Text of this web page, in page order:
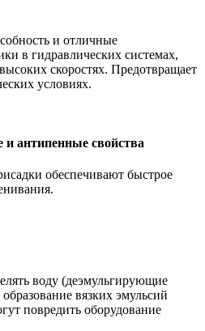
и отличные
в гидравлических системах,
скоростях. Предотвращает
условиях.
антипенные свойства
обеспечивают быстрое
воду (деэмульгирующие
вязких эмульсий
повредить оборудование